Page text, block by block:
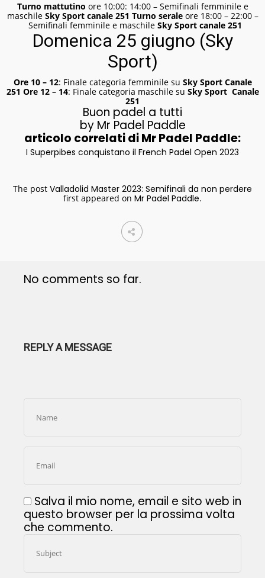
Turno mattutino ore 10:00: 14:00 – Semifinali femminile e
maschile Sky Sport canale 251 Turno seraleore 18:00 – 22:00 –
Semifinali femminile e maschile Sky Sport canale 251
Domenica 25 giugno (Sky
Sport)
Ore 10 – 12: Finale categoria femminile su Sky Sport Canale
251 Ore 12 – 14: Finale categoria maschile su Sky Sport Canale
251
Buon padel a tutti
by Mr Padel Paddle
articolo correlati di Mr Padel Paddle:
I Superpibes conquistano il French Padel Open 2023
The post Valladolid Master 2023: Semifinali da non perdere
first appeared on Mr Padel Paddle.
No comments so far.
REPLY A MESSAGE
Salva il mio nome, email e sito web in
questo browser per la prossima volta
che commento.